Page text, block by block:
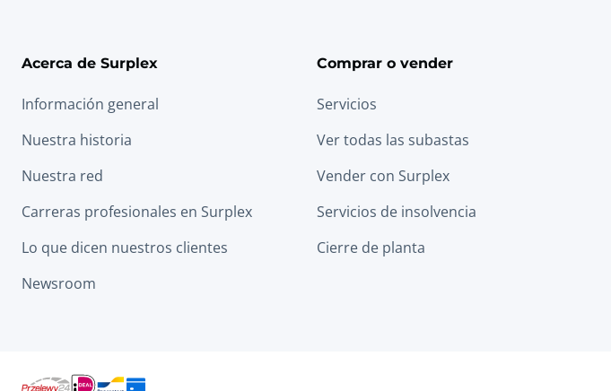
Acerca de Surplex
Información general
Nuestra historia
Nuestra red
Carreras profesionales en Surplex
Lo que dicen nuestros clientes
Newsroom
Comprar o vender
Servicios
Ver todas las subastas
Vender con Surplex
Servicios de insolvencia
Cierre de planta